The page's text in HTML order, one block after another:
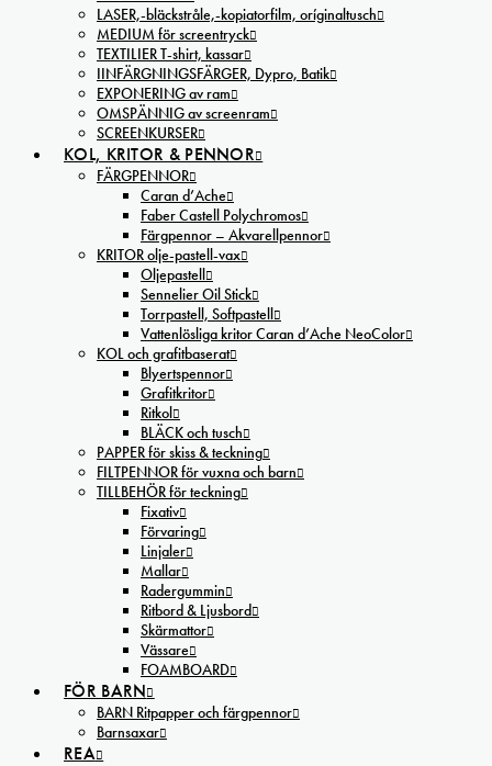
LASER,-bläckstråle,-kopiatorfilm, oríginaltusch
MEDIUM för screentryck
TEXTILIER T-shirt, kassar
IINFÄRGNINGSFÄRGER, Dypro, Batik
EXPONERING av ram
OMSPÄNNIG av screenram
SCREENKURSER
KOL, KRITOR & PENNOR
FÄRGPENNOR
Caran d’Ache
Faber Castell Polychromos
Färgpennor – Akvarellpennor
KRITOR olje-pastell-vax
Oljepastell
Sennelier Oil Stick
Torrpastell, Softpastell
Vattenlösliga kritor Caran d’Ache NeoColor
KOL och grafitbaserat
Blyertspennor
Grafitkritor
Ritkol
BLÄCK och tusch
PAPPER för skiss & teckning
FILTPENNOR för vuxna och barn
TILLBEHÖR för teckning
Fixativ
Förvaring
Linjaler
Mallar
Radergummin
Ritbord & Ljusbord
Skärmattor
Vässare
FOAMBOARD
FÖR BARN
BARN Ritpapper och färgpennor
Barnsaxar
REA